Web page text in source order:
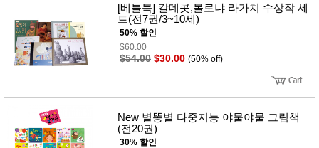
홍삼전
문브랜
드
건강보
Diet/여
성용품
[베틀북] 칼데콧,볼로냐 라가치 수상작 세
트(전7권/3~10세)
50% 할인
$60.00
$54.00 $30.00 (50% off)
New 별똥별 다중지능 야물야물 그림책
(전20권)
30% 할인